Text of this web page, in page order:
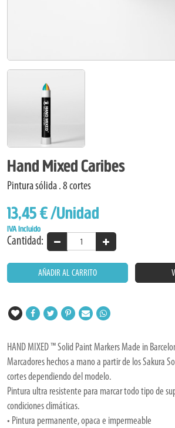
Hand Mixed Caribes
Pintura sólida . 8 cortes
13,45 €/Unidad
IVA Incluido
Cantidad:
AÑADIR AL CARRITO
HAND MIXED ™ Solid Paint Markers Made in
Marcadores hechos a mano a partir de los Sakura
cortes dependiendo del modelo.
Pintura ultra resistente para marcar todo tipo de
condiciones climáticas.
• Pintura permanente, opaca e impermeable